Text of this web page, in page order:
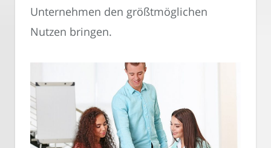
Unternehmen den größtmöglichen
Nutzen bringen.